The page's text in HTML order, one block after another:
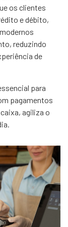
os clientes
e débito,
reduzindo
de
para
pagamentos
agiliza o